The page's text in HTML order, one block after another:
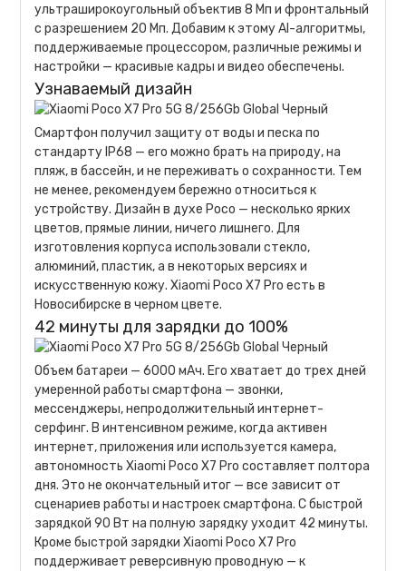
ультраширокоугольный объектив 8 Мп и фронтальный
с разрешением 20 Мп. Добавим к этому AI-алгоритмы,
поддерживаемые процессором, различные режимы и
настройки — красивые кадры и видео обеспечены.
Узнаваемый дизайн
Смартфон получил защиту от воды и песка по
стандарту IP68 — его можно брать на природу, на
пляж, в бассейн, и не переживать о сохранности. Тем
не менее, рекомендуем бережно относиться к
устройству. Дизайн в духе Poco — несколько ярких
цветов, прямые линии, ничего лишнего. Для
изготовления корпуса использовали стекло,
алюминий, пластик, а в некоторых версиях и
искусственную кожу. Xiaomi Poco X7 Pro есть в
Новосибирске в черном цвете.
42 минуты для зарядки до 100%
Объем батареи — 6000 мАч. Его хватает до трех дней
умеренной работы смартфона — звонки,
мессенджеры, непродолжительный интернет-
серфинг. В интенсивном режиме, когда активен
интернет, приложения или используется камера,
автономность Xiaomi Poco X7 Pro составляет полтора
дня. Это не окончательный итог — все зависит от
сценариев работы и настроек смартфона. С быстрой
зарядкой 90 Вт на полную зарядку уходит 42 минуты.
Кроме быстрой зарядки Xiaomi Poco X7 Pro
поддерживает реверсивную проводную — к